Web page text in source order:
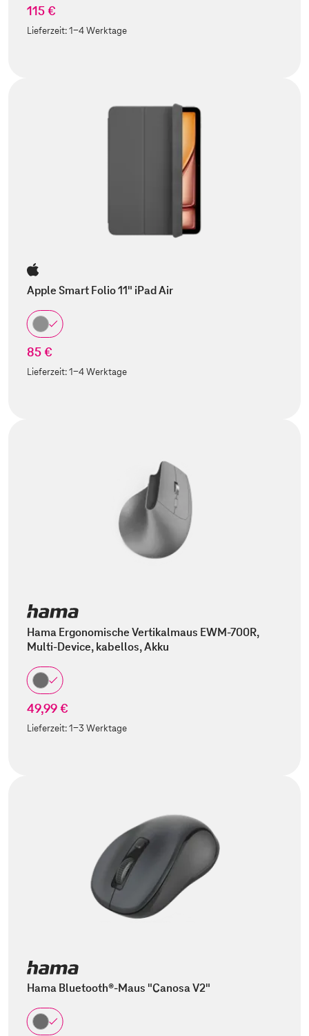
115 €
Lieferzeit:1-4 Werktage
Apple Smart Folio 11" iPad Air
85 €
Lieferzeit:1-4 Werktage
Hama Ergonomische Vertikalmaus EWM-700R,
Multi-Device, kabellos, Akku
49,99 €
Lieferzeit:1-3 Werktage
Hama Bluetooth®-Maus "Canosa V2"